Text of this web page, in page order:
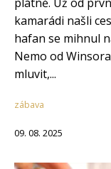
kamarádi našli
hafan se mihnul
Nemo od
mluvit,...
zábava
09. 08. 2025